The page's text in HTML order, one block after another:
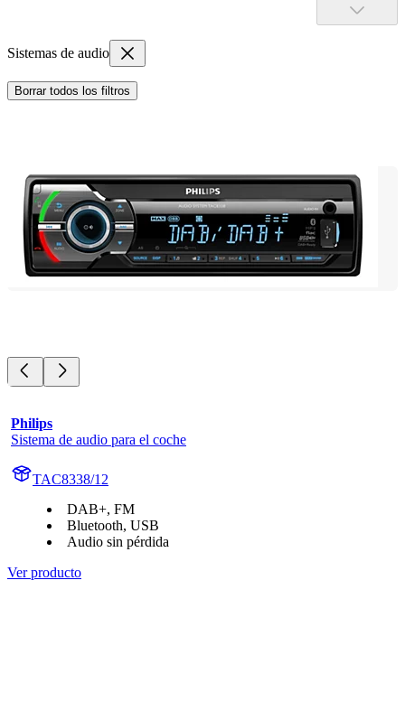
Sistemas de audio
Borrar todos los filtros
Philips
Sistema de audio para el coche
TAC8338/12
DAB+, FM
Bluetooth, USB
Audio sin pérdida
Ver producto